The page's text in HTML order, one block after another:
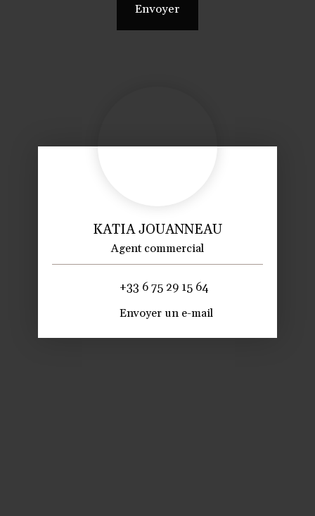
Envoyer
KATIA JOUANNEAU
Agent commercial
+33 6 75 29 15 64
Envoyer un e-mail